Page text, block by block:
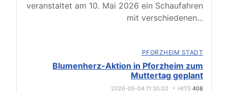
veranstaltet am 10. Mai 2026 ein Schaufahren
mit verschiedenen...
PFORZHEIM STADT
Blumenherz-Aktion in Pforzheim zum
Muttertag geplant
2026-05-04 11:30:02 HITS 408